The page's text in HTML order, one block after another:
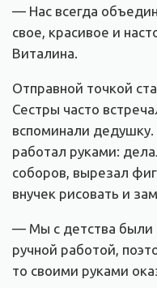
— Нас всегда
свое, красивое и
Виталина.
Отправной точкой
Сестры часто
вспоминали
работал руками:
соборов, вырезал
внучек рисовать и
— Мы с детства были
ручной работой,
то своими руками